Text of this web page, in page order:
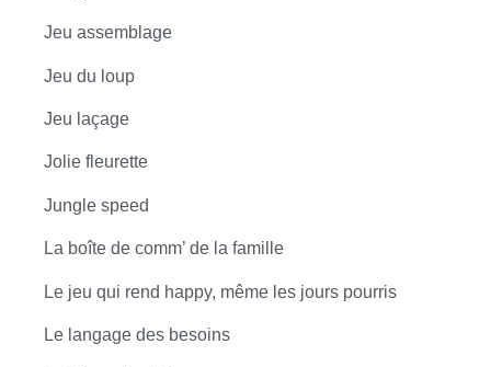
Jeu assemblage
Jeu du loup
Jeu laçage
Jolie fleurette
Jungle speed
La boîte de comm’ de la famille
Le jeu qui rend happy, même les jours pourris
Le langage des besoins